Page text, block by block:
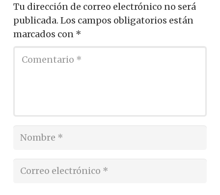
Tu dirección de correo electrónico no será
publicada. Los campos obligatorios están
marcados con *